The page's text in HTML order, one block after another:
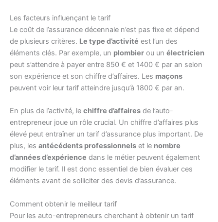
Les facteurs influençant le tarif
Le coût de l’assurance décennale n’est pas fixe et dépend
de plusieurs critères. Le type d’activité est l’un des
éléments clés. Par exemple, un plombier ou un électricien
peut s’attendre à payer entre 850 € et 1400 € par an selon
son expérience et son chiffre d’affaires. Les maçons
peuvent voir leur tarif atteindre jusqu’à 1800 € par an.
En plus de l’activité, le chiffre d’affaires de l’auto-
entrepreneur joue un rôle crucial. Un chiffre d’affaires plus
élevé peut entraîner un tarif d’assurance plus important. De
plus, les antécédents professionnels et le nombre
d’années d’expérience dans le métier peuvent également
modifier le tarif. Il est donc essentiel de bien évaluer ces
éléments avant de solliciter des devis d’assurance.
Comment obtenir le meilleur tarif
Pour les auto-entrepreneurs cherchant à obtenir un tarif